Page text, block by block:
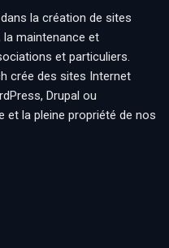
la création de sites
la maintenance et
et particuliers.
crée des sites Internet
Drupal ou
et la pleine propriété de nos